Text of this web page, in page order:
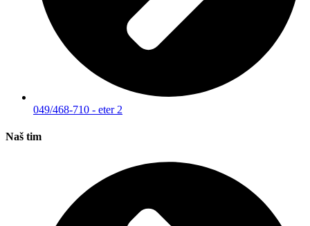
049/468-710 - eter 2
Naš tim